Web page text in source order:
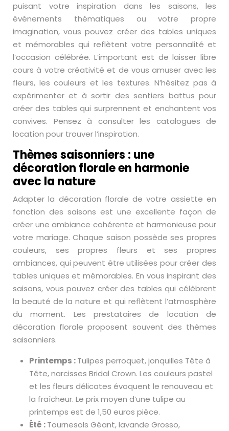
puisant votre inspiration dans les saisons, les
événements thématiques ou votre propre
imagination, vous pouvez créer des tables uniques
et mémorables qui reflètent votre personnalité et
l’occasion célébrée. L’important est de laisser libre
cours à votre créativité et de vous amuser avec les
fleurs, les couleurs et les textures. N’hésitez pas à
expérimenter et à sortir des sentiers battus pour
créer des tables qui surprennent et enchantent vos
convives. Pensez à consulter les catalogues de
location pour trouver l’inspiration.
Thèmes saisonniers : une
décoration florale en harmonie
avec la nature
Adapter la décoration florale de votre assiette en
fonction des saisons est une excellente façon de
créer une ambiance cohérente et harmonieuse pour
votre mariage. Chaque saison possède ses propres
couleurs, ses propres fleurs et ses propres
ambiances, qui peuvent être utilisées pour créer des
tables uniques et mémorables. En vous inspirant des
saisons, vous pouvez créer des tables qui célèbrent
la beauté de la nature et qui reflètent l’atmosphère
du moment. Les prestataires de location de
décoration florale proposent souvent des thèmes
saisonniers.
Printemps :Tulipes perroquet, jonquilles Tête à
Tête, narcisses Bridal Crown. Les couleurs pastel
et les fleurs délicates évoquent le renouveau et
la fraîcheur. Le prix moyen d’une tulipe au
printemps est de 1,50 euros pièce.
Été :Tournesols Géant, lavande Grosso,